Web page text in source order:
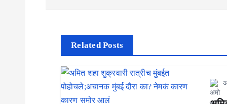
Related Posts